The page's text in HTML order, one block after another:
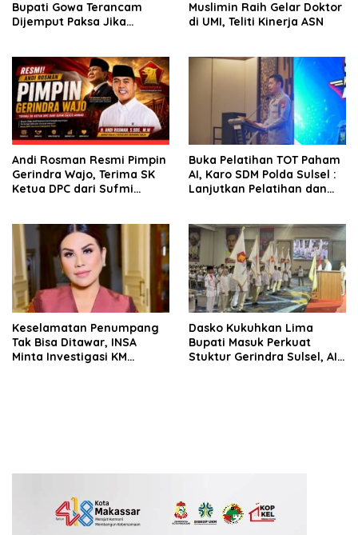
Bupati Gowa Terancam
Dijemput Paksa Jika
Muslimin Raih Gelar Doktor
di UMI, Teliti Kinerja ASN
Andi Rosman Resmi Pimpin
Gerindra Wajo, Terima SK
Ketua DPC dari Sufmi
Buka Pelatihan TOT Paham
AI, Karo SDM Polda Sulsel :
Lanjutkan Pelatihan dan
Keselamatan Penumpang
Tak Bisa Ditawar, INSA
Minta Investigasi KM
Dasko Kukuhkan Lima
Bupati Masuk Perkuat
Stuktur Gerindra Sulsel, AIA